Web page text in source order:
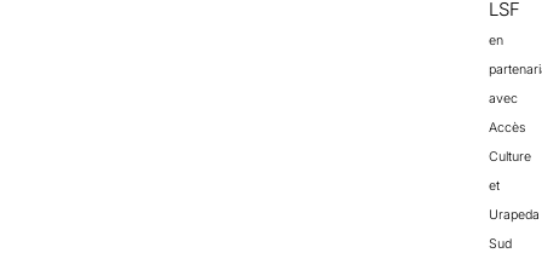
LSF
en
avec
Accès
Culture
et
Urapeda
Sud